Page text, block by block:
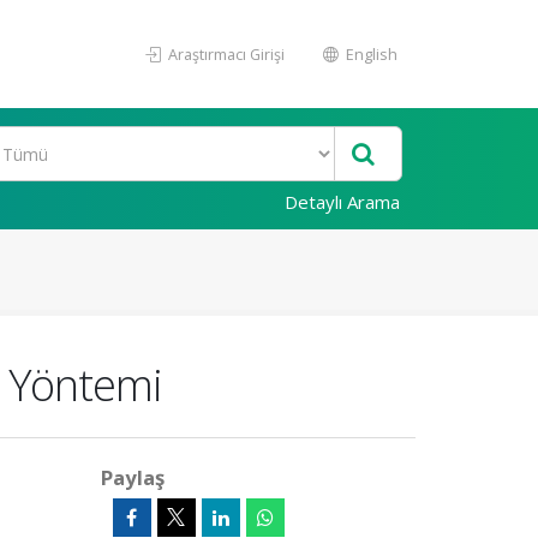
Araştırmacı Girişi English
Detaylı Arama
Paylaş